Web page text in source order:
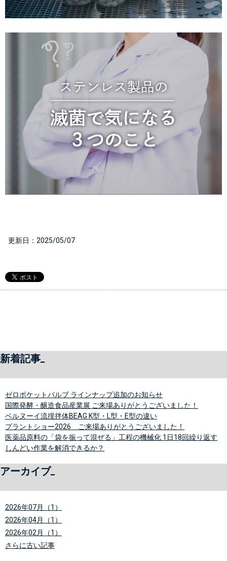
  更新日：
2025/05/07
新着記事
ゼロポケットバルブ ラインナップ追加のお知らせ
国際発酵・醸造食品産業展 ご来場ありがとうございました！
ベルヌーイ流撹拌体BEAG K型・L型・E型の違い
プラントショー2026 ご来場ありがとうございました！
医薬品原料の「袋を振って混ぜる」工程の機械化 1日18回繰り返す
しんどい作業を解消できるか？
アーカイブ
2026年07月（1）
2026年04月（1）
2026年02月（1）
さらに古い記事